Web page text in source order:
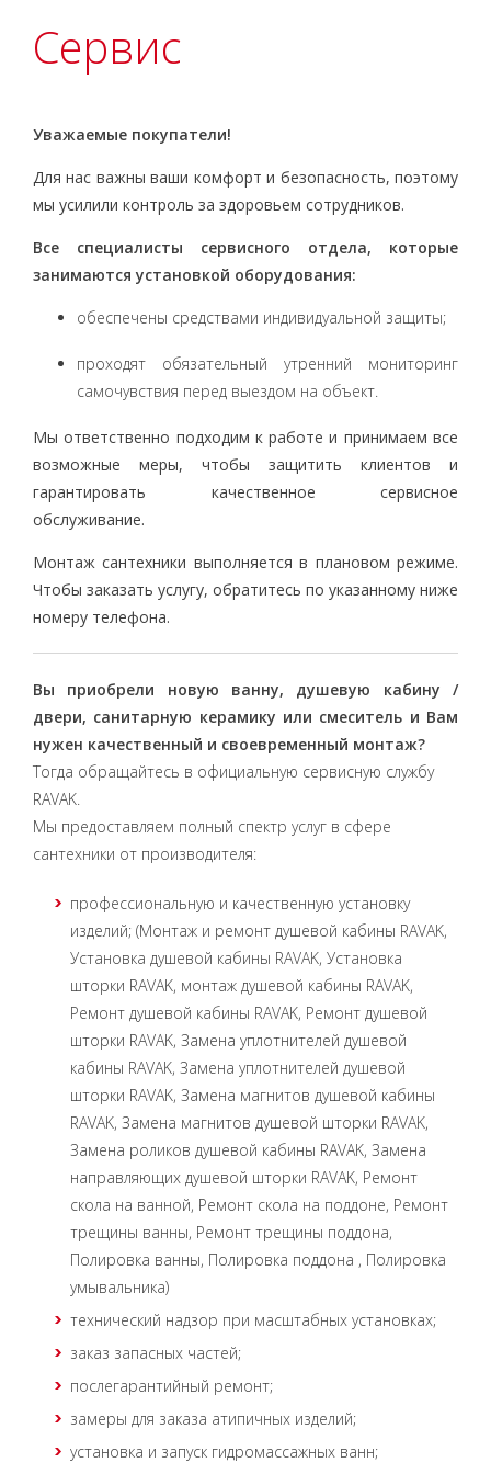
Сервис
Уважаемые покупатели!
Для нас важны ваши комфорт и безопасность, поэтому
мы усилили контроль за здоровьем сотрудников.
Все специалисты сервисного отдела, которые
занимаются установкой оборудования:
обеспечены средствами индивидуальной защиты;
проходят обязательный утренний мониторинг
самочувствия перед выездом на объект.
Мы ответственно подходим к работе и принимаем все
возможные меры, чтобы защитить клиентов и
гарантировать качественное сервисное
обслуживание.
Монтаж сантехники выполняется в плановом режиме.
Чтобы заказать услугу, обратитесь по указанному ниже
номеру телефона.
Вы приобрели новую ванну, душевую кабину /
двери, санитарную керамику или смеситель и Вам
нужен качественный и своевременный монтаж?
Тогда обращайтесь в официальную сервисную службу
RAVAK.
Мы предоставляем полный спектр услуг в сфере
сантехники от производителя:
профессиональную и качественную установку
изделий; (Монтаж и ремонт душевой кабины RAVAK,
Установка душевой кабины RAVAK, Установка
шторки RAVAK, монтаж душевой кабины RAVAK,
Ремонт душевой кабины RAVAK, Ремонт душевой
шторки RAVAK, Замена уплотнителей душевой
кабины RAVAK, Замена уплотнителей душевой
шторки RAVAK, Замена магнитов душевой кабины
RAVAK, Замена магнитов душевой шторки RAVAK,
Замена роликов душевой кабины RAVAK, Замена
направляющих душевой шторки RAVAK, Ремонт
скола на ванной, Ремонт скола на поддоне, Ремонт
трещины ванны, Ремонт трещины поддона,
Полировка ванны, Полировка поддона , Полировка
умывальника)
технический надзор при масштабных установках;
заказ запасных частей;
послегарантийный ремонт;
замеры для заказа атипичных изделий;
установка и запуск гидромассажных ванн;